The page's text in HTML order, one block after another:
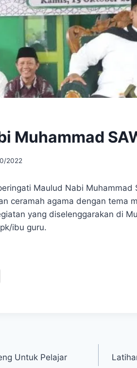
Muhammad
2022
Maulud Nabi Muhammad
ceramah agama dengan tema
yang diselenggarakan di
ibu guru.
Untuk Pelajar